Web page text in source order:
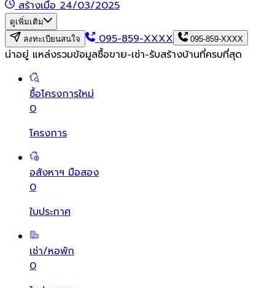
สร้างเมื่อ 24/03/2025
ดูเพิ่มเติม
ลงทะเบียนสนใจ
095-859-XXXX 095-859-XXXX
น่าอยู่ แหล่งรวมข้อมูลซื้อขาย-เช่า-รับสร้างบ้านที่ครบที่สุด
ซื้อโครงการใหม่
0
โครงการ
อสังหาฯ มือสอง
0
ใบประกาศ
เช่า/หอพัก
0